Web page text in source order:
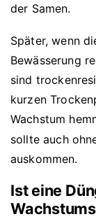
der Samen.
Später, wenn
Bewässerung
sind
kurzen
Wachstum
sollte auch
auskommen.
Ist eine